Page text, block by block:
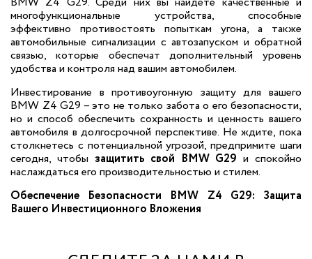
многофункциональные устройства, способные
эффективно противостоять попыткам угона, а также
автомобильные сигнализации с автозапуском и обратной
связью, которые обеспечат дополнительный уровень
удобства и контроля над вашим автомобилем.
Инвестирование в противоугонную защиту для вашего
BMW Z4 G29 – это не только забота о его безопасности,
но и способ обеспечить сохранность и ценность вашего
автомобиля в долгосрочной перспективе. Не ждите, пока
столкнетесь с потенциальной угрозой, предпримите шаги
сегодня, чтобызащитить свой BMW G29 и спокойно
наслаждаться его производительностью и стилем.
Обеспечение Безопасности BMW Z4 G29: Защита
Вашего Инвестиционного Вложения